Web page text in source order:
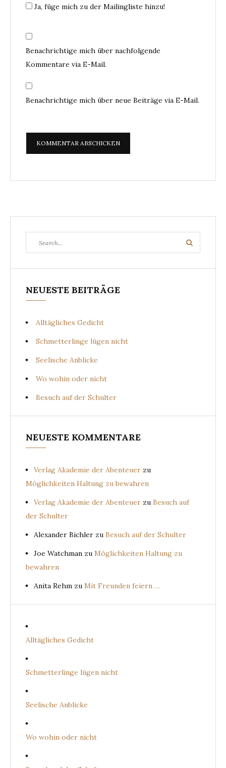
Ja, füge mich zu der Mailingliste hinzu!
Benachrichtige mich über nachfolgende
Kommentare via E-Mail.
Benachrichtige mich über neue Beiträge via E-Mail.
for:
Search
NEUESTE BEITRÄGE
Alltägliches Gedicht
Schmetterlinge lügen nicht
Seelische Anblicke
Wo wohin oder nicht
Besuch auf der Schulter
NEUESTE KOMMENTARE
Verlag Akademie der Abenteuer zu
Möglichkeiten Haltung zu bewahren
Verlag Akademie der Abenteuer zu Besuch auf
der Schulter
Alexander Bichler zu Besuch auf der Schulter
Joe Watchman zu Möglichkeiten Haltung zu
bewahren
Anita Rehm zu Mit Freunden feiern …
Alltägliches Gedicht
Schmetterlinge lügen nicht
Seelische Anblicke
Wo wohin oder nicht